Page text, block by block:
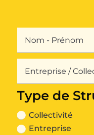
Type de
Collectivité
Entreprise